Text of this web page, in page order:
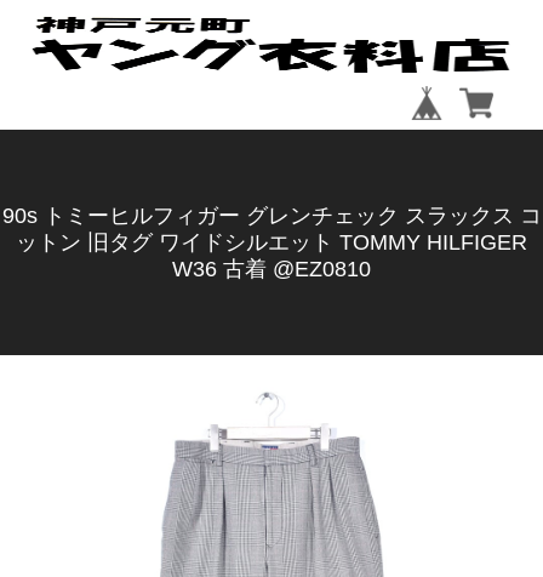
90s トミーヒルフィガー グレンチェック スラックス コ
ットン 旧タグ ワイドシルエット TOMMY HILFIGER
W36 古着 @EZ0810